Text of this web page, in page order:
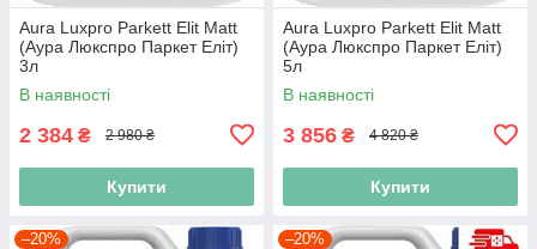
Aura Luxpro Parkett Elit Matt
(Аура Люкспро Паркет Еліт)
3л
В наявності
2 384 ₴ 2 980 ₴
Купити
Aura Luxpro Parkett Elit Matt
(Аура Люкспро Паркет Еліт)
5л
В наявності
3 856 ₴ 4 820 ₴
Купити
–20% –20%